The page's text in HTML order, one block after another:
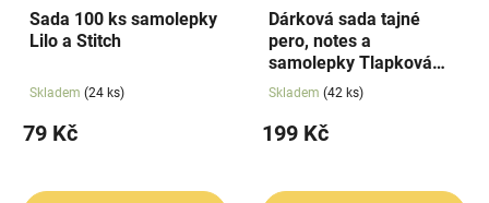
Sada 100 ks samolepky
Lilo a Stitch
Skladem (24 ks)
79 Kč
Dárková sada tajné
pero, notes a
samolepky Tlapková
patrola
Skladem (42 ks)
199 Kč